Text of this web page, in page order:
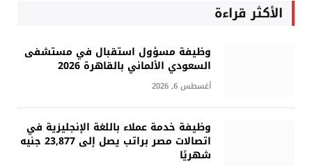
الأكثر قراءة
وظيفة مسؤول استقبال في مستشفى
السعودي الألماني بالقاهرة 2026
أغسطس 6, 2026
وظيفة خدمة عملاء باللغة الإنجليزية في
اتصالات مصر براتب يصل إلى 23,877 جنيه
شهريًا